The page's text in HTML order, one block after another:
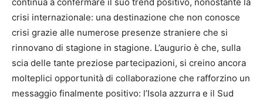
crisi internazionale: una destinazione che non conosce
crisi grazie alle numerose presenze straniere che si
rinnovano di stagione in stagione. L’augurio è che, sulla
scia delle tante preziose partecipazioni, si creino ancora
molteplici opportunità di collaborazione che rafforzino un
messaggio finalmente positivo: l’Isola azzurra e il Sud